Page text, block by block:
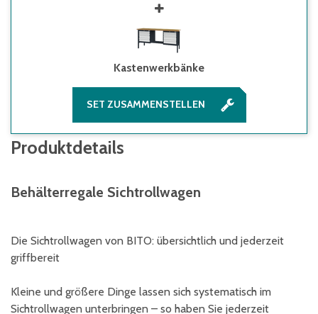
Kastenwerkbänke
SET ZUSAMMENSTELLEN
Produktdetails
Behälterregale Sichtrollwagen
Die Sichtrollwagen von BITO: übersichtlich und jederzeit
griffbereit
Kleine und größere Dinge lassen sich systematisch im
Sichtrollwagen unterbringen – so haben Sie jederzeit